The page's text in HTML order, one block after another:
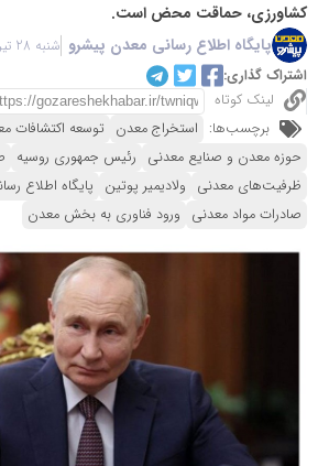
کشاورزی، حماقت محض است.
پایگاه اطلاع رسانی معدن پیشرو شنبه 28 تیر 1404 - 15:34
اشتراک گذاری:
لینک کوتاه
برچسب‌ها: استخراج معدن
توسعه اکتشافات
حوزه معدن و صنایع معدنی رئیس جمهوری روسیه
ظرفیت‌های معدنی ولادیمیر پوتین پایگاه اطلاع
صادرات مواد معدنی ورود فناوری به بخش معدن